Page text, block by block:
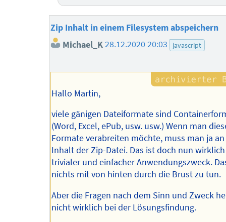
Zip Inhalt in einem Filesystem abspeichern
Michael_K 28.12.2020 20:03 javascript
Hallo Martin,
viele gänigen Dateiformate sind
(Word, Excel, ePub, usw. usw.) Wenn man
Formate verabreiten möchte, muss man ja
Inhalt der Zip-Datei. Das ist doch nun
trivialer und einfacher Anwendungszweck.
nichts mit von hinten durch die Brust zu tun.
Aber die Fragen nach dem Sinn und Zweck
nicht wirklich bei der Lösungsfindung.